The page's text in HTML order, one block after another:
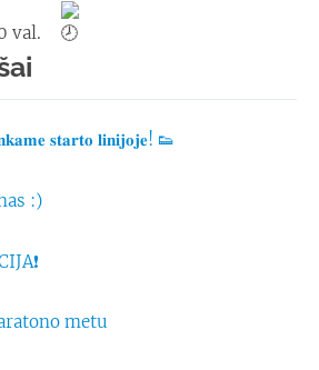
𝐬𝐭𝐚𝐫𝐭𝐨 𝐥𝐢𝐧𝐢𝐣𝐨𝐣𝐞! 👟
:)
metu
val.